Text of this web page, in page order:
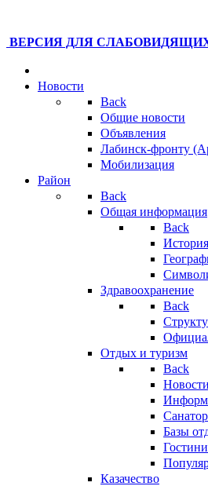
ВЕРСИЯ ДЛЯ
Новости
Back
Общие новости
Объявления
Лабинск-фронту
Мобилизация
Район
Back
Общая информация
Back
История
Здравоохранение
Back
Отдых и туризм
Back
Новости
Базы
Казачество